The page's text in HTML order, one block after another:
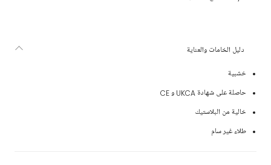
دليل الخامات والعناية
خشبية
حاصلة على شهادة UKCA و CE
خالية من البلاستيك
طلاء غير سام